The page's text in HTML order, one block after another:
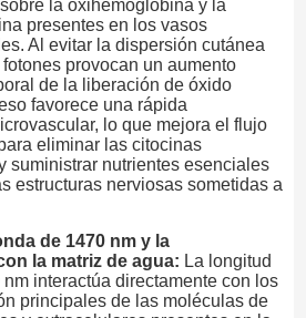
la oxihemoglobina y la
presentes en los vasos
Al evitar la dispersión cutánea
provocan un aumento
de la liberación de óxido
favorece una rápida
lo que mejora el flujo
eliminar las citocinas
suministrar nutrientes esenciales
estructuras nerviosas sometidas a
de 1470 nm y la
la matriz de agua: La longitud
interactúa directamente con los
principales de las moléculas de